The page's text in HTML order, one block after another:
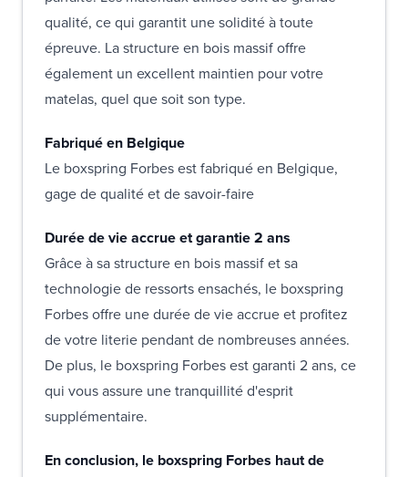
qualité, ce qui garantit une solidité à toute
épreuve. La structure en bois massif offre
également un excellent maintien pour votre
matelas, quel que soit son type.
Fabriqué en Belgique
Le boxspring Forbes est fabriqué en Belgique,
gage de qualité et de savoir-faire
Durée de vie accrue et garantie 2 ans
Grâce à sa structure en bois massif et sa
technologie de ressorts ensachés, le boxspring
Forbes offre une durée de vie accrue et profitez
de votre literie pendant de nombreuses années.
De plus, le boxspring Forbes est garanti 2 ans, ce
qui vous assure une tranquillité d'esprit
supplémentaire.
En conclusion, le boxspring Forbes haut de